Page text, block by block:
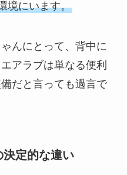
境にいます。
んにとって、背中に
アラブは単なる便利
だと言っても過言で
定的な違い